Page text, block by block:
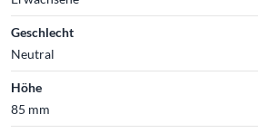
Geschlecht
Neutral
Höhe
85 mm